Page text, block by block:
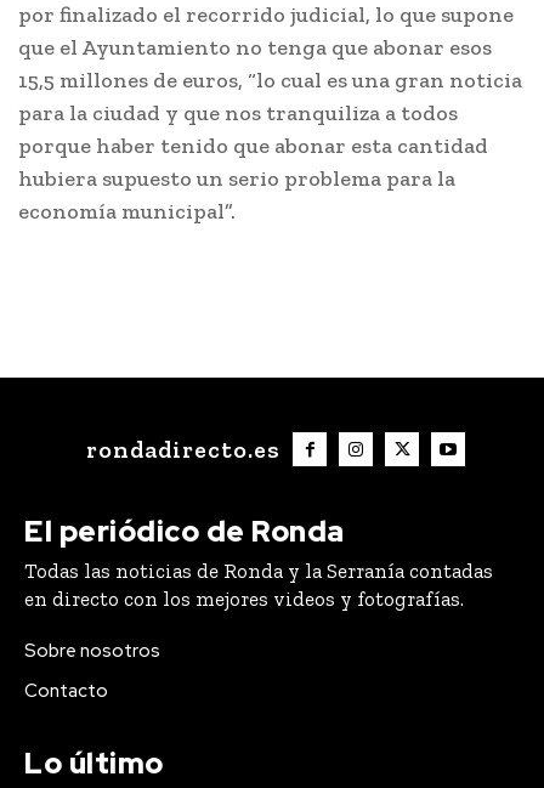
por finalizado el recorrido judicial, lo que supone
que el Ayuntamiento no tenga que abonar esos
15,5 millones de euros, “lo cual es una gran noticia
para la ciudad y que nos tranquiliza a todos
porque haber tenido que abonar esta cantidad
hubiera supuesto un serio problema para la
economía municipal”.
rondadirecto.es
El periódico de Ronda
Todas las noticias de Ronda y la Serranía contadas
en directo con los mejores videos y fotografías.
Sobre nosotros
Contacto
Lo último